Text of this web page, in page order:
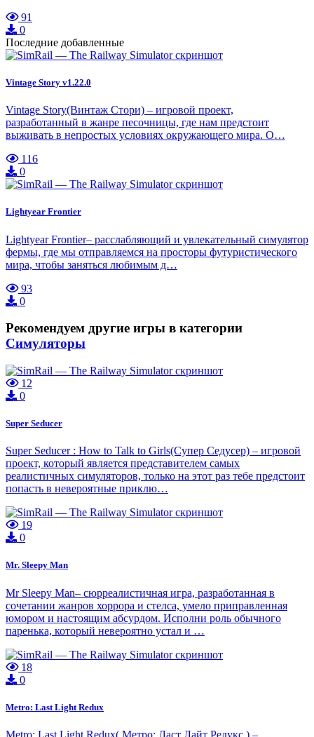
91
0
Последние добавленные
Vintage Story v1.22.0
Vintage Story(Винтаж Стори) – игровой проект,
разработанный в жанре песочницы, где нам предстоит
выживать в непростых условиях окружающего мира. О…
116
0
Lightyear Frontier
Lightyear Frontier– расслабляющий и увлекательный симулятор
фермы, где мы отправляемся на просторы футуристического
мира, чтобы заняться любимым д…
93
0
Рекомендуем другие игры в категории
Симуляторы
12
0
Super Seducer
Super Seducer : How to Talk to Girls(Супер Седусер) – игровой
проект, который является представителем самых
реалистичных симуляторов, только на этот раз тебе предстоит
попасть в невероятные приклю…
19
0
Mr. Sleepy Man
Mr Sleepy Man– сюрреалистичная игра, разработанная в
сочетании жанров хоррора и стелса, умело приправленная
юмором и настоящим абсурдом. Исполни роль обычного
паренька, который невероятно устал и …
18
0
Metro: Last Light Redux
Metro: Last Light Redux( Метро: Ласт Лайт Редукс ) –